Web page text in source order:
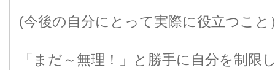
(今後の自分にとって実際に役立つこと
「まだ～無理！」と勝手に自分を制限